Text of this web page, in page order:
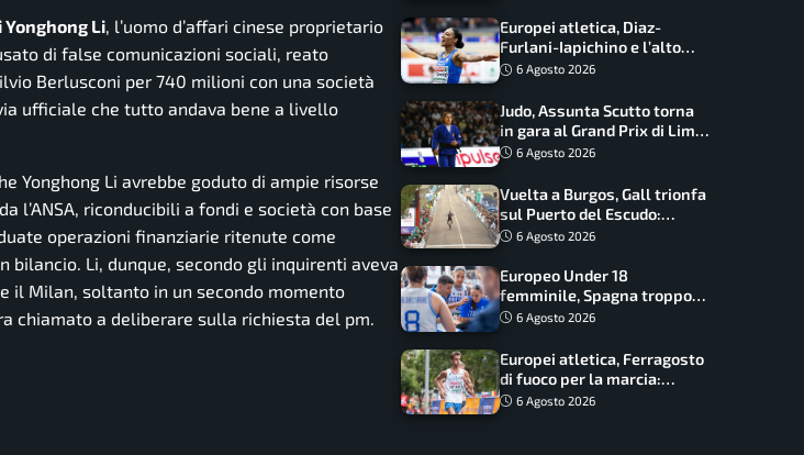
Li , l’uomo d’affari cinese proprietario
di false comunicazioni sociali, reato
Berlusconi per 740 milioni con una società
ufficiale che tutto andava bene a livello
Yonghong Li avrebbe goduto di ampie risorse
l’ANSA, riconducibili a fondi e società con base
operazioni finanziarie ritenute come
bilancio. Li, dunque, secondo gli inquirenti aveva
il Milan, soltanto in un secondo momento
chiamato a deliberare sulla richiesta del pm.
Europei atletica, Diaz-
Furlani-Iapichino e l’alto
azzurro: l’Italia sogna nei
6 Agosto 2026
Judo, Assunta Scutto torna
in gara al Grand Prix di Lima:
17 azzurri convocati
6 Agosto 2026
Vuelta a Burgos, Gall trionfa
sul Puerto del Escudo:
Ciccone secondo e nuova
6 Agosto 2026
Europeo Under 18
femminile, Spagna troppo
forte: Italia battuta 95-41,
6 Agosto 2026
Europei atletica, Ferragosto
di fuoco per la marcia:
Palmisano, Stano e
6 Agosto 2026